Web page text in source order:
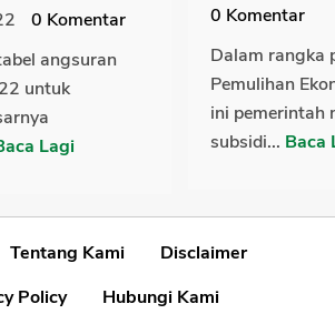
0 Komentar
angsuran
untuk
Lagi
0 Komentar
Dalam rangka
Pemulihan
ini pemerintah
subsidi... Baca
Tentang Kami
Disclaimer
Policy
Hubungi Kami